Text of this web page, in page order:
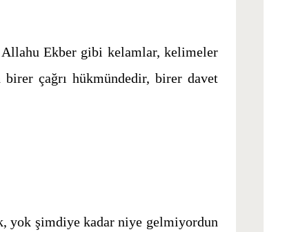
Allahu Ekber gibi kelamlar, kelimeler
çağrı hükmündedir, birer davet
yok şimdiye kadar niye gelmiyordun